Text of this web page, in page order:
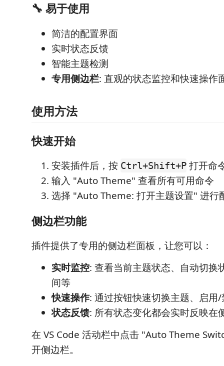
🔧 易于使用
简洁的配置界面
实时状态反馈
智能主题检测
专用侧边栏: 直观的状态监控和快速操作
使用方法
快速开始
安装插件后，按 Ctrl+Shift+P 打开命
输入 "Auto Theme" 查看所有可用命令
选择 "Auto Theme: 打开主题设置" 进行
侧边栏功能
插件提供了专用的侧边栏面板，让您可以：
实时监控: 查看当前主题状态、自动切换
间等
快速操作: 通过按钮快速切换主题、启用
状态反馈: 所有状态变化都会实时反映在
在 VS Code 活动栏中点击 "Auto Theme
开侧边栏。